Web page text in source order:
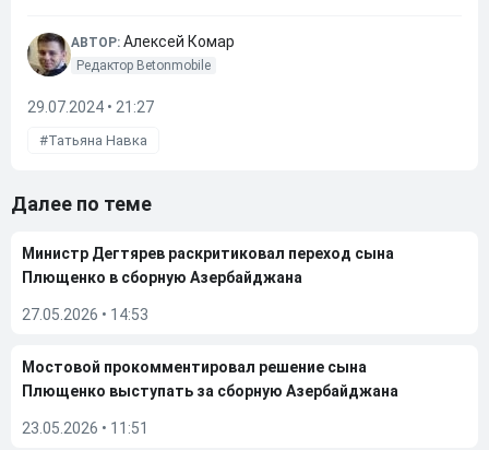
АВТОР: Алексей Комар
Редактор Betonmobile
29.07.2024 • 21:27
Татьяна Навка
Далее по теме
Министр Дегтярев раскритиковал переход сына
Плющенко в сборную Азербайджана
27.05.2026 • 14:53
Мостовой прокомментировал решение сына
Плющенко выступать за сборную Азербайджана
23.05.2026 • 11:51